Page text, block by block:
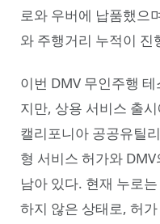
로와 우버에 납품했으
와 주행거리 누적이 진
이번 DMV 무인주행
지만, 상용 서비스 출
캘리포니아 공공유틸
형 서비스 허가와
남아 있다. 현재 누로
하지 않은 상태로, 허